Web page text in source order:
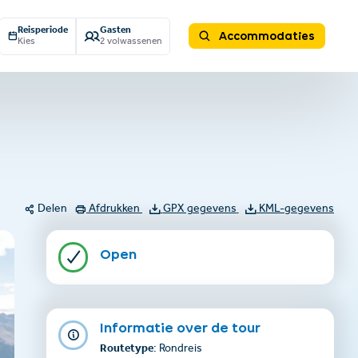
Reisperiode
Kies
Gasten
2 volwassenen
Accommodaties
Delen Afdrukken GPX gegevens KML-gegevens
Open
Informatie over de tour
Routetype: Rondreis